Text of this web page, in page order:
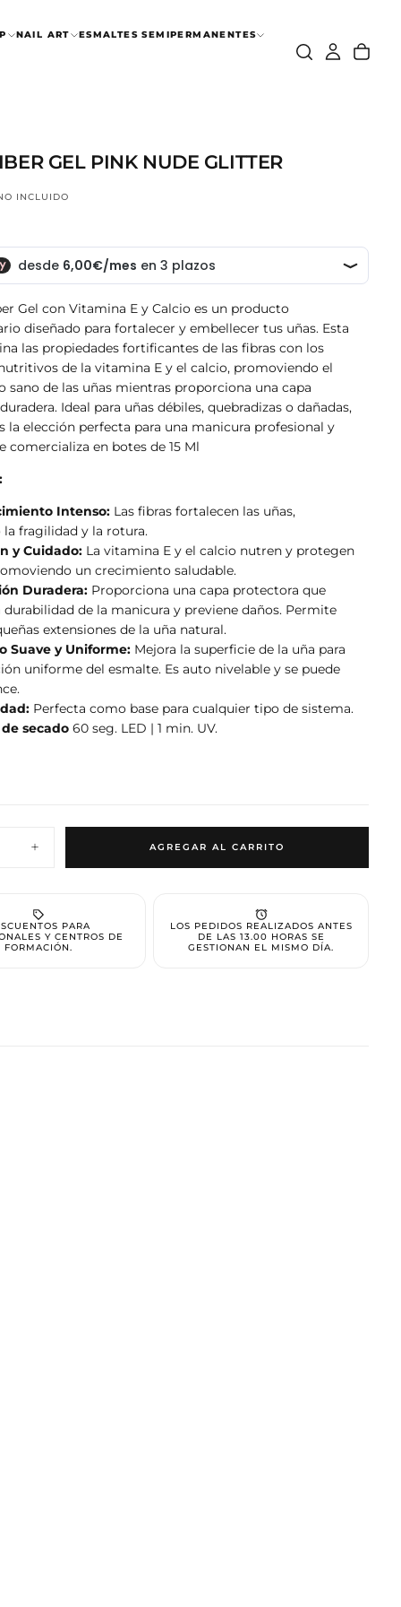
NAIL ART ESMALTES SEMIPERMANENTES
GEL PINK NUDE GLITTER
INCLUIDO
Gel con Vitamina E y Calcio es un producto
diseñado para fortalecer y embellecer tus uñas. Esta
las propiedades fortificantes de las fibras con los
de la vitamina E y el calcio, promoviendo el
sano de las uñas mientras proporciona una capa
Ideal para uñas débiles, quebradizas o dañadas,
la elección perfecta para una manicura profesional y
comercializa en botes de 15 Ml
Intenso: Las fibras fortalecen las uñas,
la fragilidad y la rotura.
y Cuidado: La vitamina E y el calcio nutren y protegen
un crecimiento saludable.
Duradera: Proporciona una capa protectora que
de la manicura y previene daños. Permite
extensiones de la uña natural.
Suave y Uniforme: Mejora la superficie de la uña para
uniforme del esmalte. Es auto nivelable y se puede
Perfecta como base para cualquier tipo de sistema.
secado 60 seg. LED | 1 min. UV.
Aumentar
cantidad
Fiber
Gel
Pink
Nude
AGREGAR AL CARRITO
PARA
Y CENTROS DE
FORMACIÓN.
LOS PEDIDOS REALIZADOS ANTES
DE LAS 13.00 HORAS SE
GESTIONAN EL MISMO DÍA.
ESTÁ
ningún producto.